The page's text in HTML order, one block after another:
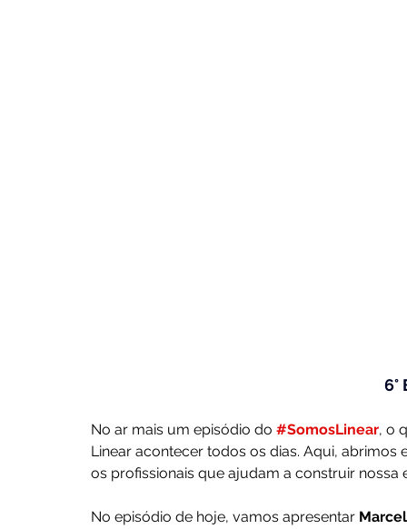
6°
No ar mais um episódio do #SomosLinear, o
Linear acontecer todos os dias. Aqui,
os profissionais que ajudam a construir nossa
No episódio de hoje, vamos apresentar